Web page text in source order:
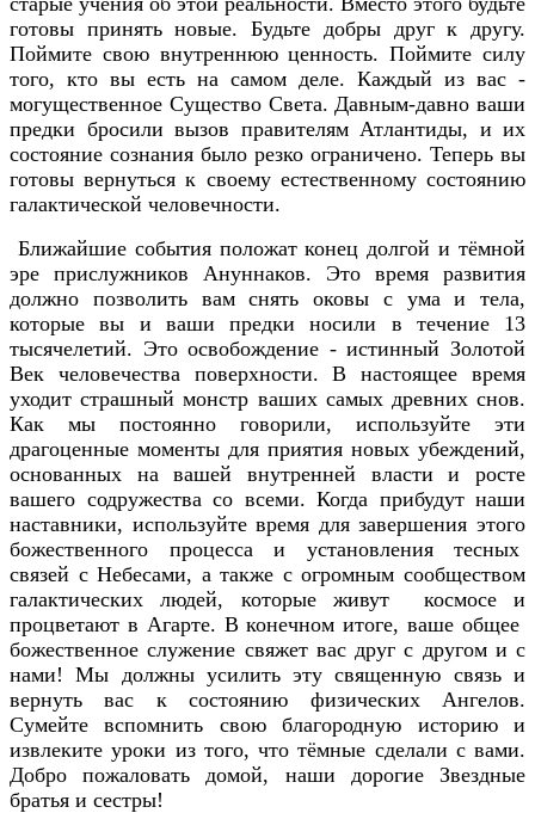
готовы принять новые. Будьте добры друг к другу.
Поймите свою внутреннюю ценность. Поймите силу
того, кто вы есть на самом деле. Каждый из вас -
могущественное Существо Света. Давным-давно ваши
предки бросили вызов правителям Атлантиды, и их
состояние сознания было резко ограничено. Теперь вы
готовы вернуться к своему естественному состоянию
галактической человечности.
Ближайшие события положат конец долгой и тёмной
эре прислужников Ануннаков. Это время развития
должно позволить вам снять оковы с ума и тела,
которые вы и ваши предки носили в течение 13
тысячелетий. Это освобождение - истинный Золотой
Век человечества поверхности. В настоящее время
уходит страшный монстр ваших самых древних снов.
Как мы постоянно говорили, используйте эти
драгоценные моменты для приятия новых убеждений,
основанных на вашей внутренней власти и росте
вашего содружества со всеми. Когда прибудут наши
наставники, используйте время для завершения этого
божественного процесса и установления тесных
связей с Небесами, а также с огромным сообществом
галактических людей, которые живут космосе и
процветают в Агарте. В конечном итоге, ваше общее
божественное служение свяжет вас друг с другом и с
нами! Мы должны усилить эту священную связь и
вернуть вас к состоянию физических Ангелов.
Сумейте вспомнить свою благородную историю и
извлеките уроки из того, что тёмные сделали с вами.
Добро пожаловать домой, наши дорогие Звездные
братья и сестры!